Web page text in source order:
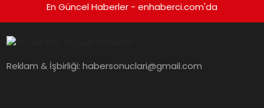
En Güncel Haberler - enhaberci.com'da
Reklam & İşbirliği:habersonuclari@gmail.com